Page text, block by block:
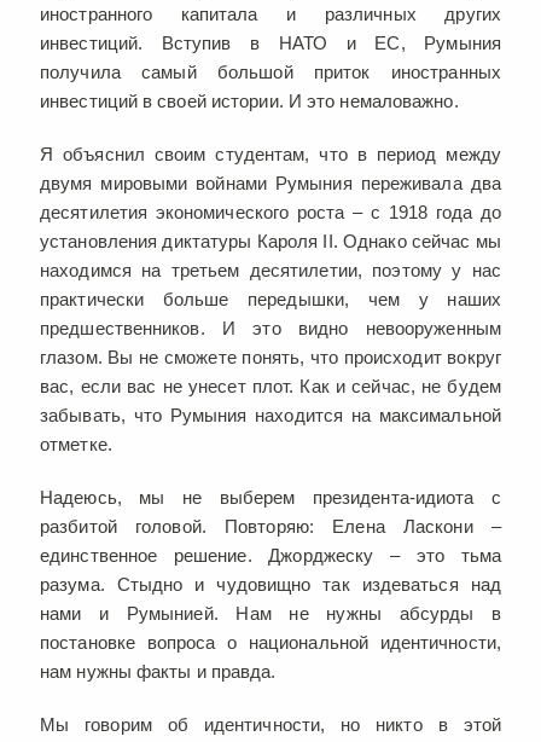
иностранного капитала и различных других
инвестиций. Вступив в НАТО и ЕС, Румыния
получила самый большой приток иностранных
инвестиций в своей истории. И это немаловажно.
Я объяснил своим студентам, что в период между
двумя мировыми войнами Румыния переживала два
десятилетия экономического роста – с 1918 года до
установления диктатуры Кароля II. Однако сейчас мы
находимся на третьем десятилетии, поэтому у нас
практически больше передышки, чем у наших
предшественников. И это видно невооруженным
глазом. Вы не сможете понять, что происходит вокруг
вас, если вас не унесет плот. Как и сейчас, не будем
забывать, что Румыния находится на максимальной
отметке.
Надеюсь, мы не выберем президента-идиота с
разбитой головой. Повторяю: Елена Ласкони –
единственное решение. Джорджеску – это тьма
разума. Стыдно и чудовищно так издеваться над
нами и Румынией. Нам не нужны абсурды в
постановке вопроса о национальной идентичности,
нам нужны факты и правда.
Мы говорим об идентичности, но никто в этой